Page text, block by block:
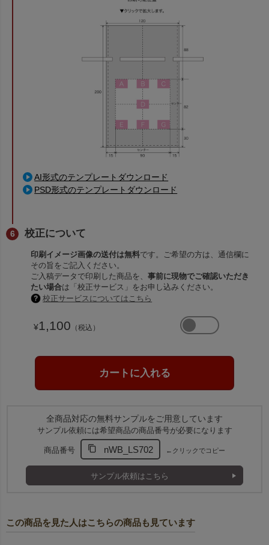
AI形式のテンプレートダウンロード
PSD形式のテンプレートダウンロード
校正について
印刷イメージ画像の送付は無料です。ご希望の方は、通信欄に
その旨をご記入ください。
ご入稿データで印刷した商品を、事前に現物でご確認いただき
たい場合は「校正サービス」をお申し込みください。
校正サービスについてはこちら
¥1,100 （税込）
全商品対応の無料サンプルをご用意しています
サンプル依頼には希望商品の商品番号が必要になります
商品番号 nWB_LS702 ←クリックでコピー
サンプル依頼はこちら
この商品を見た人はこちらの商品も見ています